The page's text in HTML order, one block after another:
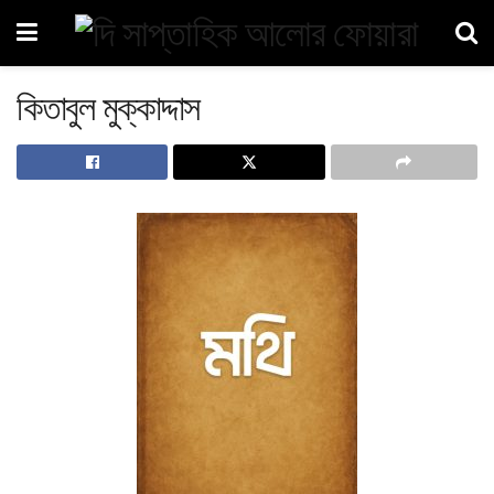
কিতাবুল মুক্কাদ্দাস